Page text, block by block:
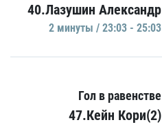
40.Лазушин Александр
2 минуты / 23:03 - 25:03
Гол в равенстве
47.Кейн Кори(2)